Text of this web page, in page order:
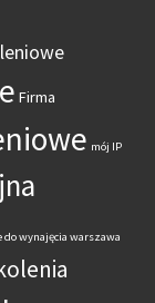
Firma
mój IP
do wynajęcia warszawa